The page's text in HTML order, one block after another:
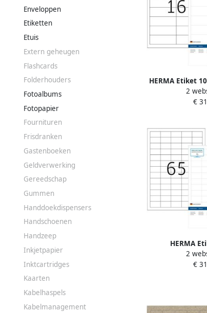
Enveloppen
Etiketten
Etuis
Extern geheugen
Flashcards
Folderhouders
Fotoalbums
Fotopapier
Fournituren
Frisdranken
Gastenboeken
Geldverwerking
Gereedschap
Gummen
Handdoekdispensers
Handschoenen
Handzeep
Inkjetpapier
Inktcartridges
Kaarten
Kabelhaspels
Kabelmanagement
HERMA Etiket
wit
2
€
HERMA
38.1x21.2mm
2
€